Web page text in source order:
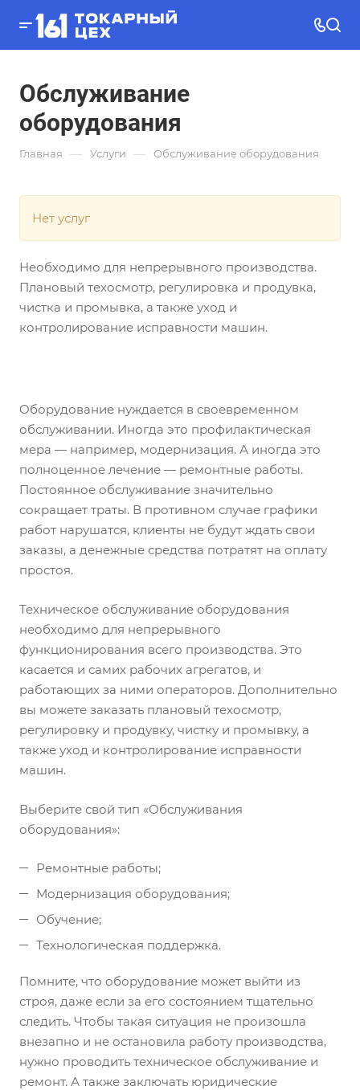
Обслуживание
оборудования
Главная — Услуги — Обслуживание оборудования
Нет услуг
Необходимо для непрерывного производства.
Плановый техосмотр, регулировка и продувка,
чистка и промывка, а также уход и
контролирование исправности машин.
Оборудование нуждается в своевременном
обслуживании. Иногда это профилактическая
мера — например, модернизация. А иногда это
полноценное лечение — ремонтные работы.
Постоянное обслуживание значительно
сокращает траты. В противном случае графики
работ нарушатся, клиенты не будут ждать свои
заказы, а денежные средства потратят на оплату
простоя.
Техническое обслуживание оборудования
необходимо для непрерывного
функционирования всего производства. Это
касается и самих рабочих агрегатов, и
работающих за ними операторов. Дополнительно
вы можете заказать плановый техосмотр,
регулировку и продувку, чистку и промывку, а
также уход и контролирование исправности
машин.
Выберите свой тип «Обслуживания
оборудования»:
Ремонтные работы;
Модернизация оборудования;
Обучение;
Технологическая поддержка.
Помните, что оборудование может выйти из
строя, даже если за его состоянием тщательно
следить. Чтобы такая ситуация не произошла
внезапно и не остановила работу производства,
нужно проводить техническое обслуживание и
ремонт. А также заключать юридические